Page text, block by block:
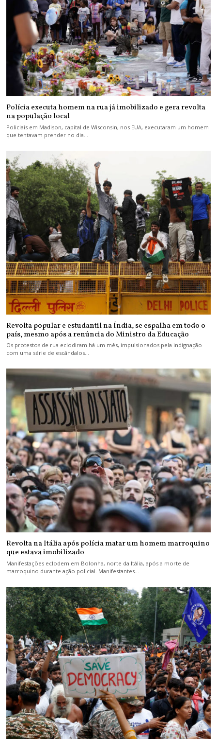
Polícia executa homem na rua já imobilizado e gera revolta
na população local
Policiais em Madison, capital de Wisconsin, nos EUA, executaram um homem
que tentavam prender no dia…
Revolta popular e estudantil na Índia, se espalha em todo o
país, mesmo após a renúncia do Ministro da Educação
Os protestos de rua eclodiram há um mês, impulsionados pela indignação
com uma série de escândalos…
Revolta na Itália após polícia matar um homem marroquino
que estava imobilizado
Manifestações eclodem em Bolonha, norte da Itália, após a morte de
marroquino durante ação policial. Manifestantes…